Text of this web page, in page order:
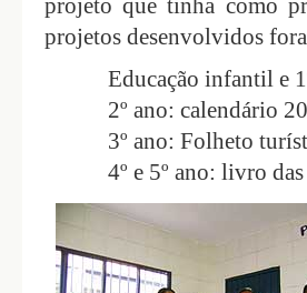
projeto que tinha como
projetos desenvolvidos
Educação infantil e
2º ano: calendário
3º ano: Folheto
4º e 5º ano: livro